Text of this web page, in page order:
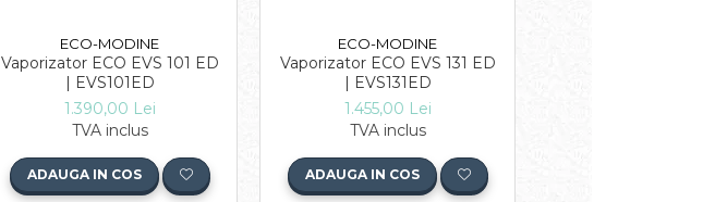
ECO-MODINE
Vaporizator ECO EVS 101 ED
| EVS101ED
1.390,00 Lei
TVA inclus
ADAUGA IN COS
ECO-MODINE
Vaporizator ECO EVS 131 ED
| EVS131ED
1.455,00 Lei
TVA inclus
ADAUGA IN COS